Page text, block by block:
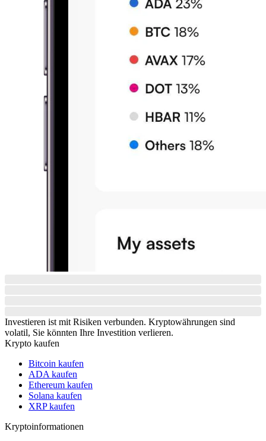
Investieren ist mit Risiken verbunden. Kryptowährungen sind
volatil, Sie könnten Ihre Investition verlieren.
Krypto kaufen
Bitcoin kaufen
ADA kaufen
Ethereum kaufen
Solana kaufen
XRP kaufen
Kryptoinformationen